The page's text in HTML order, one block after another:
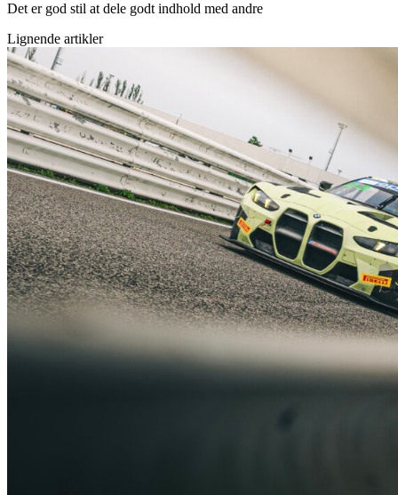
Det er god stil at dele godt indhold med andre
Lignende artikler